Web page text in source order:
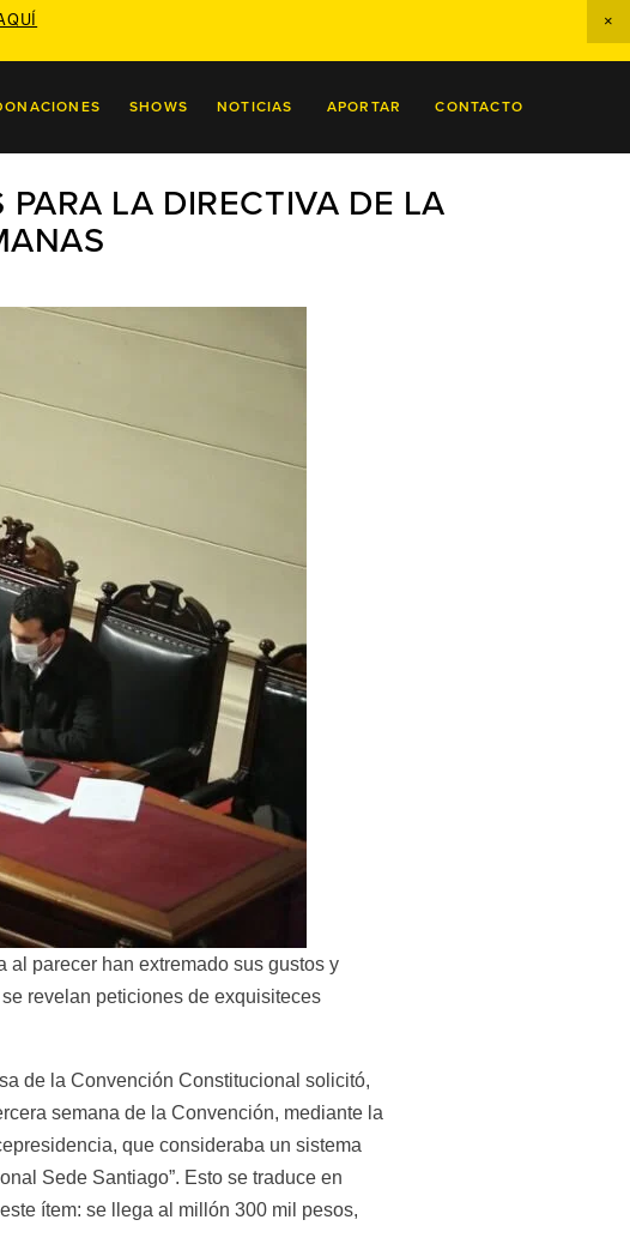
SHOWS NOTICIAS APORTAR CONTACTO
LA DIRECTIVA DE LA
parecer han extremado sus gustos y
revelan peticiones de exquisiteces
de la Convención Constitucional solicitó,
semana de la Convención, mediante la
que consideraba un sistema
Sede Santiago”. Esto se traduce en
ítem: se llega al millón 300 mil pesos,